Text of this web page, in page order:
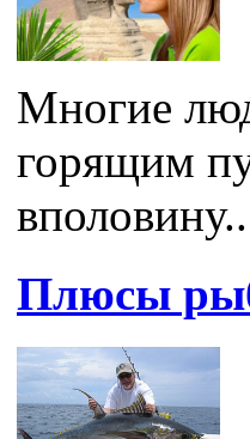
Многие
горящим
Плюсы